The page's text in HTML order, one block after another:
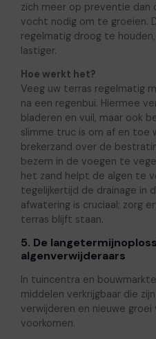
zich meer op preventie dan
vocht nodig om te groeien.
regelmatig droog te
lastiger.
Hoe werkt het?
Veeg uw terras regelmatig
na een regenbui. Hiermee
bladeren en vuil, maar ook
slimme truc is om af en toe
brekerzand over de
bezem in de voegen te
het zand helpt de algen te
tegelijkertijd de drainage in
afwatering is cruciaal; zorg
terras blijft staan.
5. De
algenverwijderaars
In tuincentra en
middelen verkrijgbaar die
verwijderen en nieuwe
voorkomen.